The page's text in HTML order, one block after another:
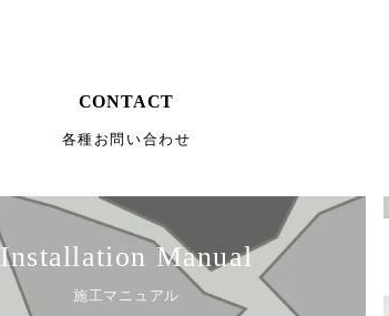
CONTACT
各種お問い合わせ
Installation Manual
施工マニュアル